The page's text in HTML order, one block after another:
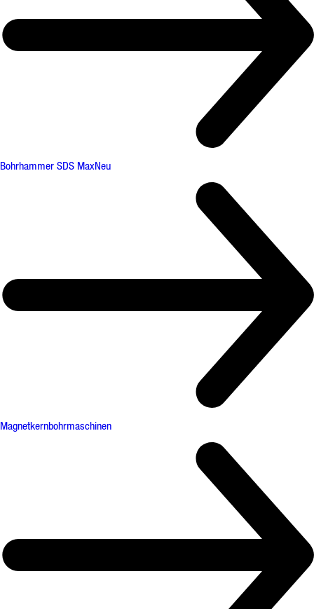
Bohrhammer SDS MaxNeu
Magnetkernbohrmaschinen